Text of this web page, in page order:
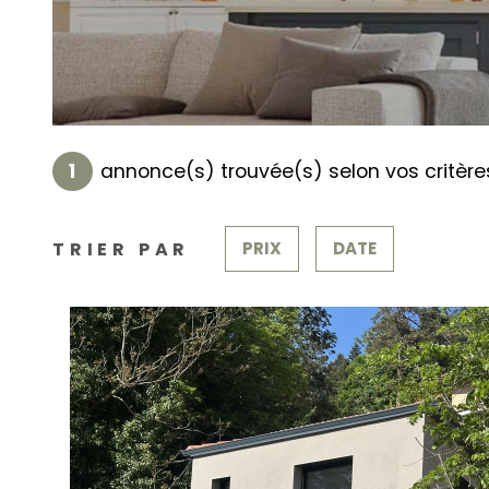
1 annonce(s) trouvée(s) selon vos
TRIER PAR PRIX DATE